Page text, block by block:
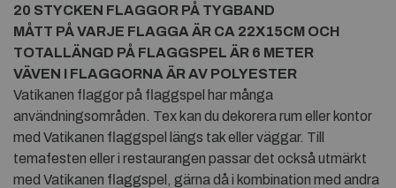
20 STYCKEN FLAGGOR PÅ TYGBAND
MÅTT PÅ VARJE FLAGGA ÄR CA 22X15CM OCH
TOTALLÄNGD PÅ FLAGGSPEL ÄR 6 METER
VÄVEN I FLAGGORNA ÄR AV POLYESTER
Vatikanen flaggor på flaggspel har många
användningsområden. Tex kan du dekorera rum eller kontor
med Vatikanen flaggspel längs tak eller väggar. Till
temafesten eller i restaurangen passar det också utmärkt
med Vatikanen flaggspel, gärna då i kombination med andra